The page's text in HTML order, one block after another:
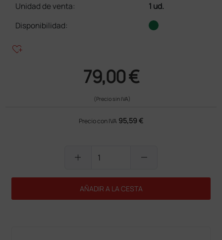
Unidad de venta:
1 ud.
Disponibilidad:
heart_plus
79,00 €
(Precio sin IVA)
Precio con IVA 95,59 €
add remove
AÑADIR A LA CESTA